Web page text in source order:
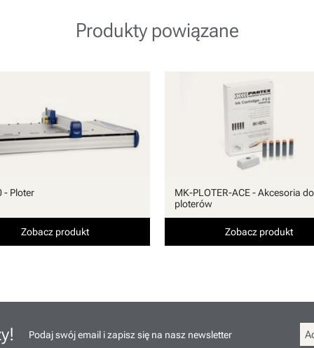
Produkty powiązane
- Ploter
Zobacz produkt
MK-PLOTER-ACE - Akcesoria do
ploterów
Zobacz produkt
Podaj swój email i zapisz się na nasz newsletter